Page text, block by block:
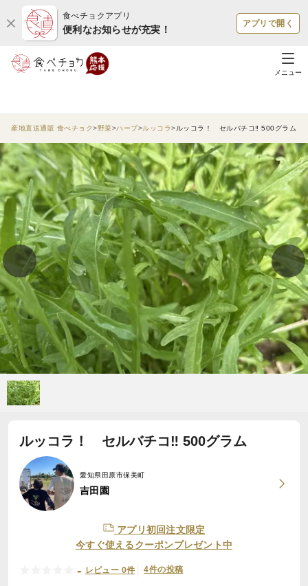
食べチョクアプリ
便利なお知らせが充実！
アプリで開く
メニュー
産地直送通販 食べチョク 野菜 ハーブ ルッコラ ルッコラ！ セルバチコ‼︎ 500グラム
ルッコラ！ セルバチコ‼︎ 500グラム
愛知県田原市保美町
吉田園
アプリ初回注文限定
今すぐ使えるクーポンプレゼント中
- レビュー 0件 4件の投稿